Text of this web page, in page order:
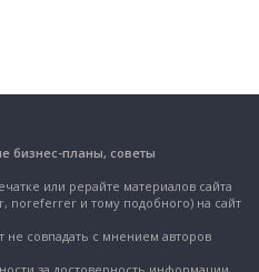
бизнес-планы, советы
или рерайте материалов сайта
noreferrer и тому подобного) на сайт
совпадать с мнением авторов